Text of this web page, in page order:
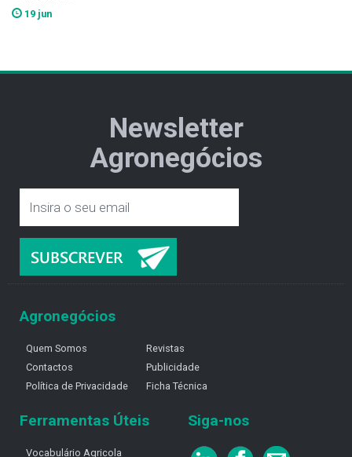
19 jun
Newsletter
Agronegócios
Agronegócios
Quem Somos
Contactos
Política de Privacidade
Revistas
Publicidade
Ficha Técnica
Ferramentas Úteis
Vocabulário Agricola
Siga-nos